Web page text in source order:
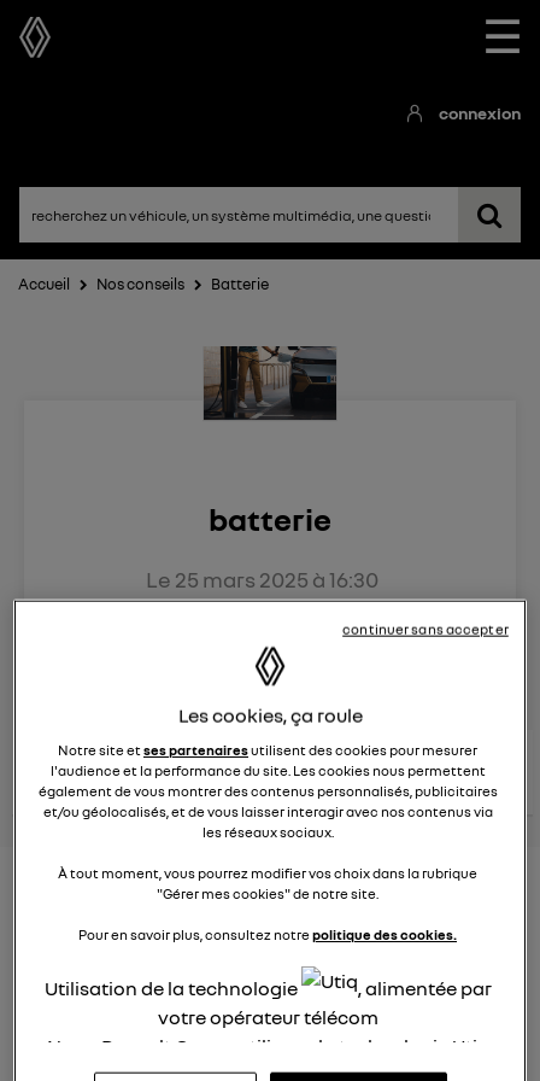
☰
connexion
Accueil Nos conseils Batterie
batterie
Le 25 mars 2025 à 16:30
Véhicules RENAULT
posez une question
conseils Renault
consultez les
conseils
similaires
voir tous les
conseils
Aides aux frais installation d'une
borne de recharge
Le25 janvier 2022à17:24
Existe t-il des aides pour faire installer une borne de
Les cookies, ça roule
Notre site etses partenairesutilisent des cookies pour mesurer
l'audience et la performance du site. Les cookies nous permettent
également de vous montrer des contenus personnalisés, publicitaires
et/ou géolocalisés, et de vous laisser interagir avec nos contenus via
les réseaux sociaux.
À tout moment, vous pourrez modifier vos choix dans la rubrique
"Gérer mes cookies" de notre site.
Pour en savoir plus, consultez notrepolitique des cookies.
Utilisation de la technologie
, alimentée par
votre opérateur télécom
Nous, Renault Group, utilisons la technologie Utiq
pour nos activités digitales (telles que décrites
continuer sans accepter